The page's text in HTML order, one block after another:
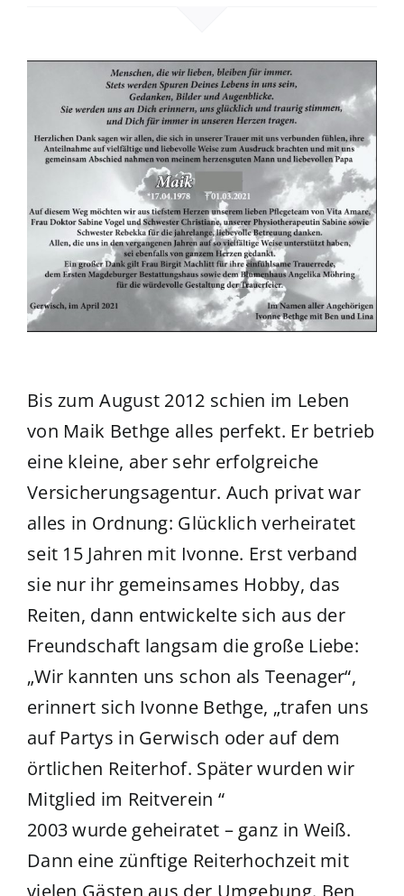
Bis zum August 2012 schien im Leben
von Maik Bethge alles perfekt. Er betrieb
eine kleine, aber sehr erfolgreiche
Versicherungsagentur. Auch privat war
alles in Ordnung: Glücklich verheiratet
seit 15 Jahren mit Ivonne. Erst verband
sie nur ihr gemeinsames Hobby, das
Reiten, dann entwickelte sich aus der
Freundschaft langsam die große Liebe:
„Wir kannten uns schon als Teenager“,
erinnert sich Ivonne Bethge, „trafen uns
auf Partys in Gerwisch oder auf dem
örtlichen Reiterhof. Später wurden wir
Mitglied im Reitverein “
2003 wurde geheiratet – ganz in Weiß.
Dann eine zünftige Reiterhochzeit mit
vielen Gästen aus der Umgebung. Ben